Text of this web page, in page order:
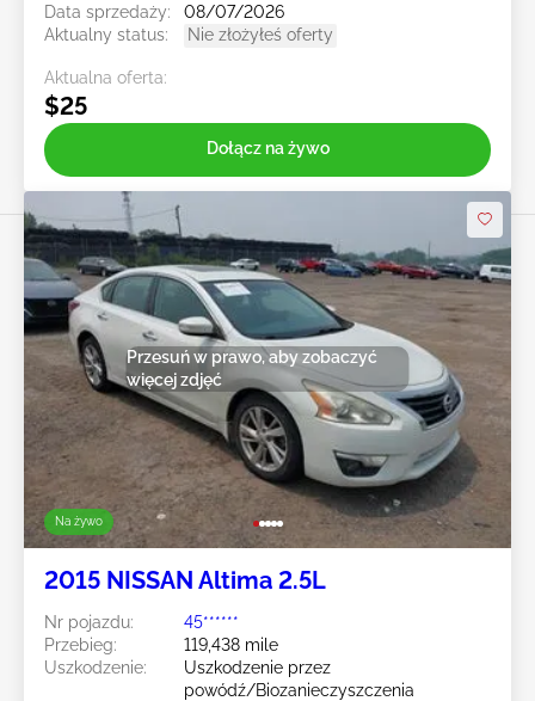
Data sprzedaży:
08/07/2026
Aktualny status:
Nie złożyłeś oferty
Aktualna oferta:
$25
Dołącz na żywo
Na żywo
Przesuń w prawo, aby zobaczyć
więcej zdjęć
2015 NISSAN Altima 2.5L
Nr pojazdu:
45******
Przebieg:
119,438 mile
Uszkodzenie:
Uszkodzenie przez
powódź/Biozanieczyszczenia